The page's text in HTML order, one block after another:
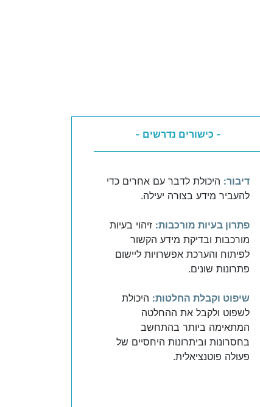
- כישורים נדרשים -
דיבור: היכולת לדבר עם אחרים כדי
להעביר מידע בצורה יעילה.
פתרון בעיות מורכבות: זיהוי בעיות
מורכבות ובדיקת מידע הקשור
לפיתוח והערכת אפשרויות ליישום
פתרונות שונים.
שיפוט וקבלת החלטות: היכולת
לשפוט ולקבל את ההחלטה
המתאימה ביותר בהתחשב
בחסרונות וביתרונות היחסיים של
פעולה פוטנציאלית.